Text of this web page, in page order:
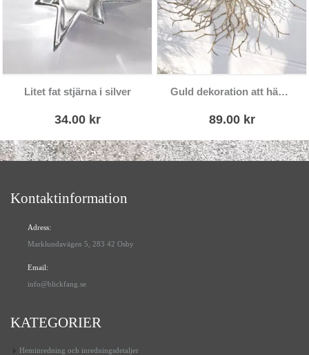
Litet fat stjärna i silver
34.00 kr
Guld dekoration att hänga
89.00 kr
Kontaktinformation
Adress:
Marklundavägen 5, 283 42 Osby
Email:
info@blickfang.se
KATEGORIER
Heminredning och inredningsdetaljer